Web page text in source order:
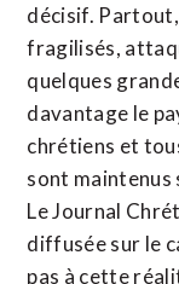
décisif.
fragilisés,
quelques
davantage le
chrétiens et
sont maintenus
Le Journal
diffusée sur le
pas à cette